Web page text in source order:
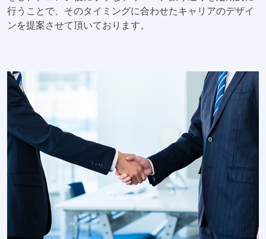
行うことで、そのタイミングに合わせたキャリアのデザイ
ンを提案させて頂いております。